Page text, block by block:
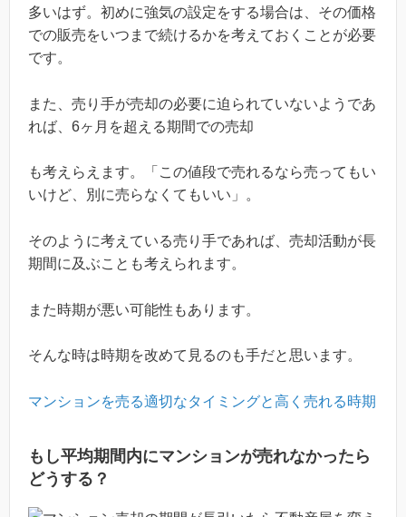
多いはず。初めに強気の設定をする場合は、その価格
での販売をいつまで続けるかを考えておくことが必要
です。
また、売り手が売却の必要に迫られていないようであ
れば、 6ヶ月を超える期間での売却
も考えらえます。「この値段で売れるなら売ってもい
いけど、別に売らなくてもいい」。
そのように考えている売り手であれば、売却活動が長
期間に及ぶことも考えられます。
また時期が悪い可能性もあります。
そんな時は時期を改めて見るのも手だと思います。
マンションを売る適切なタイミングと高く売れる時期
もし平均期間内にマンションが売れなかったら
どうする？